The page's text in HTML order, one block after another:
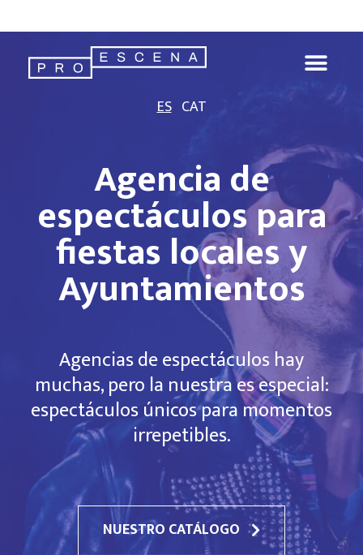
ESCAT
Agencia de
espectáculos para
fiestas locales y
Ayuntamientos
Agencias de espectáculos hay
muchas, pero la nuestra es especial:
espectáculos únicos para momentos
irrepetibles.
NUESTRO CATÁLOGO